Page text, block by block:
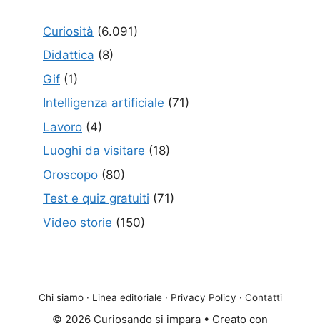
Curiosità (6.091)
Didattica (8)
Gif (1)
Intelligenza artificiale (71)
Lavoro (4)
Luoghi da visitare (18)
Oroscopo (80)
Test e quiz gratuiti (71)
Video storie (150)
Chi siamo · Linea editoriale · Privacy Policy · Contatti
© 2026 Curiosando si impara • Creato con